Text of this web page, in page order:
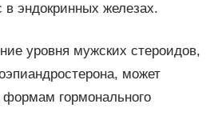
эндокринных железах.
уровня мужских стероидов,
может
гормонального